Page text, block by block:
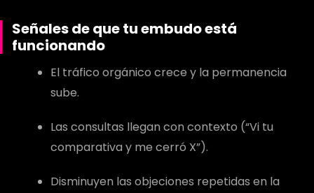
Señales de que tu embudo está
funcionando
El tráfico orgánico crece y la permanencia
sube.
Las consultas llegan con contexto (“Vi tu
comparativa y me cerró X”).
Disminuyen las objeciones repetidas en la